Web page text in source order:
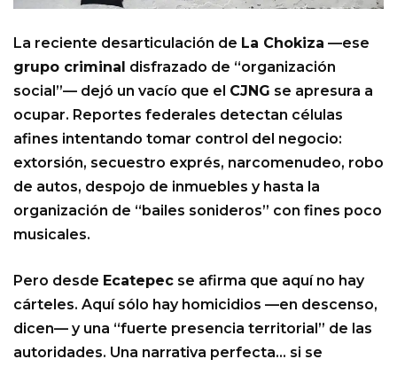
La reciente desarticulación de La Chokiza —ese
grupo criminal disfrazado de “organización
social”— dejó un vacío que el CJNG se apresura a
ocupar. Reportes federales detectan células
afines intentando tomar control del negocio:
extorsión, secuestro exprés, narcomenudeo, robo
de autos, despojo de inmuebles y hasta la
organización de “bailes sonideros” con fines poco
musicales.
Pero desde Ecatepec se afirma que aquí no hay
cárteles. Aquí sólo hay homicidios —en descenso,
dicen— y una “fuerte presencia territorial” de las
autoridades. Una narrativa perfecta… si se